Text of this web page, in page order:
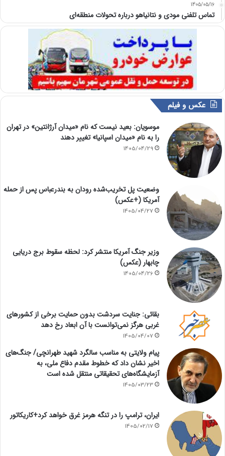
1405/05/16
تماس تلفنی مودی و نتانیاهو درباره تحولات منطقه‌ای
عکس و فیلم
موسویان: بعید نیست که نام «میدان آرژانتین» در تهران
را به نام «میدان اسپانیا» تغییر دهند
1405/04/29
وضعیت پل تخریب‌شده رودان به بندرعباس پس از حمله
آمریکا (+عکس)
1405/04/27
وزیر جنگ آمریکا منتشر کرد: لحظه سقوط برج دریایی
چابهار (عکس)
1405/04/26
بقائی: جنایت سردشت بدون حمایت برخی از کشورهای
غربی هرگز نمی‌توانست با آن ابعاد رخ دهد
1405/04/07
پیام ولایتی به مناسب سالگرد شهید طهرانچی/ جنگ‌های
اخیر نشان داد که خطوط مقدم دفاع ملی، به
آزمایشگاه‌های تحقیقاتی منتقل شده است
1405/03/23
ایران، ترامپ را در تنگه هرمز غرق خواهد کرد+کاریکاتور
1405/02/17